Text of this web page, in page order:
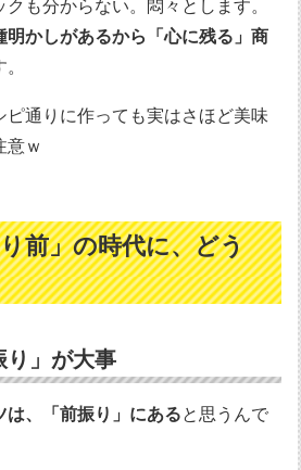
も分からない。悶々とします。
明かしがあるから「心に残る」商
通りに作っても実はさほど美味
意ｗ
前」の時代に、どう
り」が大事
は、「前振り」にあると思うんで